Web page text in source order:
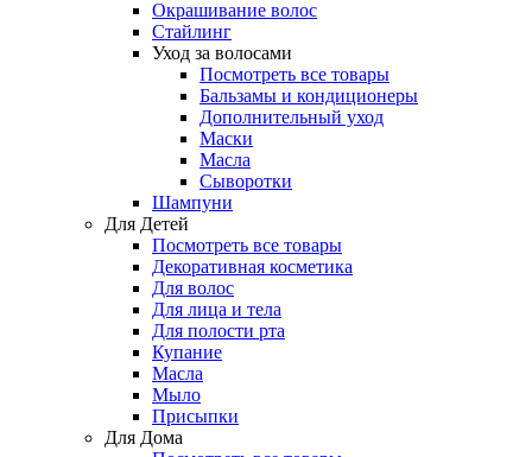
Окрашивание волос
Стайлинг
Уход за волосами
Посмотреть все товары
Бальзамы и кондиционеры
Дополнительный уход
Маски
Масла
Сыворотки
Шампуни
Для Детей
Посмотреть все товары
Декоративная косметика
Для волос
Для лица и тела
Для полости рта
Купание
Масла
Мыло
Присыпки
Для Дома